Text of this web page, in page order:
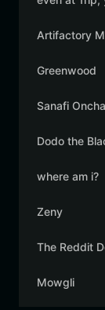
Artifactory
Greenwood
Sanafi
Dodo the
where am i?
Zeny
The Reddit
Mowgli